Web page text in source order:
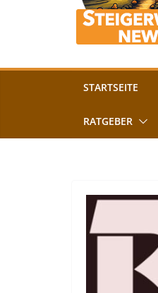
STARTSEITE
RATGEBER